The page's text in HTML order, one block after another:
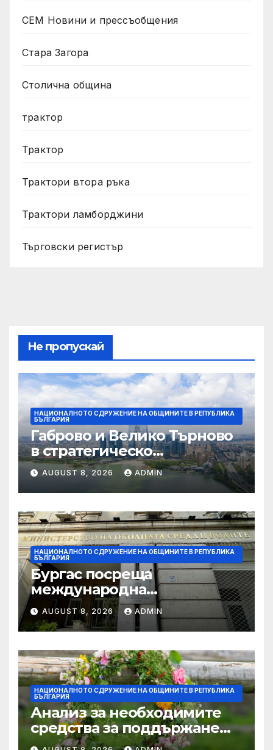
СЕМ Новини и прессъобщения
Стара Загора
Столична община
трактор
Трактор
Трактори втора ръка
Трактори ламборджини
Търговски регистър
Не пропускай
НАЦИОНАЛНОТО СДРУЖЕНИЕ НА ОБЩИНИТЕ В РЕПУБЛИКА
БЪЛГАРИЯ
Габрово и Велико Търново
в стратегическо
партньорство към
спечелването на
Европейска столица на
културата 2032
AUGUST 8, 2026 ADMIN
НАЦИОНАЛНОТО СДРУЖЕНИЕ НА ОБЩИНИТЕ В РЕПУБЛИКА
БЪЛГАРИЯ
Бургас посреща
международна
конференция за
устойчивото развитие на
морските общности
AUGUST 8, 2026 ADMIN
НАЦИОНАЛНОТО СДРУЖЕНИЕ НА ОБЩИНИТЕ В РЕПУБЛИКА
БЪЛГАРИЯ
Анализ за необходимите
средства за поддържане
проводимостта на речните